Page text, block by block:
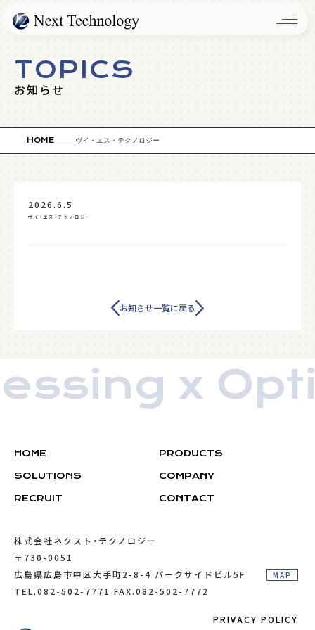
RECRUIT
TOPICS
お知らせ
HOME ヴイ・エス・テクノロジー
2026.6.5
ヴイ・エス・テクノロジー
お知らせ一覧に戻る
x
HOME PRODUCTS
SOLUTIONS COMPANY
RECRUIT CONTACT
株式会社ネクスト・テクノロジー
〒730-0051
広島県広島市中区大手町2-8-4 パークサイドビル5F
MAP
TEL.082-502-7771 FAX.082-502-7772
PRIVACY POLICY